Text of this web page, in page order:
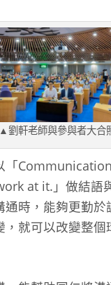
▲劉軒老師與參與者大合
「
at it.」做結語
通時，能夠更勤於
，就可以改變整個